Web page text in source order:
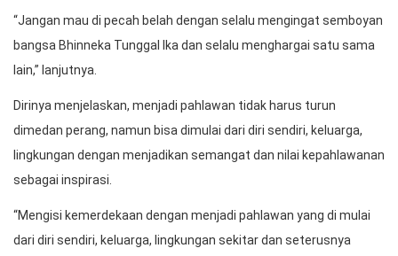
“Jangan mau di pecah belah dengan selalu mengingat semboyan
bangsa Bhinneka Tunggal Ika dan selalu menghargai satu sama
lain,” lanjutnya.
Dirinya menjelaskan, menjadi pahlawan tidak harus turun
dimedan perang, namun bisa dimulai dari diri sendiri, keluarga,
lingkungan dengan menjadikan semangat dan nilai kepahlawanan
sebagai inspirasi.
“Mengisi kemerdekaan dengan menjadi pahlawan yang di mulai
dari diri sendiri, keluarga, lingkungan sekitar dan seterusnya